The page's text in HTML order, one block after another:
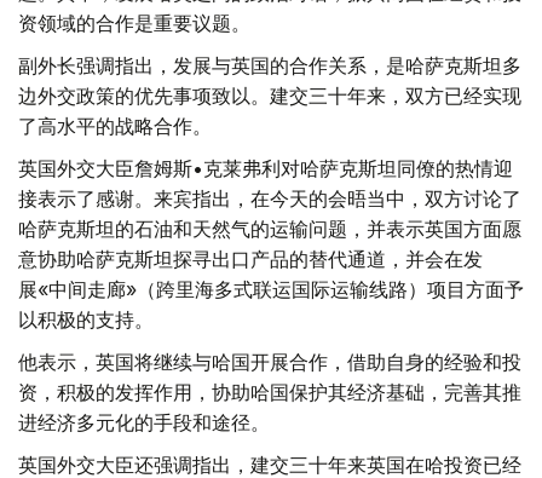
资领域的合作是重要议题。
副外长强调指出，发展与英国的合作关系，是哈萨克斯坦多
边外交政策的优先事项致以。建交三十年来，双方已经实现
了高水平的战略合作。
英国外交大臣詹姆斯•克莱弗利对哈萨克斯坦同僚的热情迎
接表示了感谢。来宾指出，在今天的会晤当中，双方讨论了
哈萨克斯坦的石油和天然气的运输问题，并表示英国方面愿
意协助哈萨克斯坦探寻出口产品的替代通道，并会在发
展«中间走廊»（跨里海多式联运国际运输线路）项目方面予
以积极的支持。
他表示，英国将继续与哈国开展合作，借助自身的经验和投
资，积极的发挥作用，协助哈国保护其经济基础，完善其推
进经济多元化的手段和途径。
英国外交大臣还强调指出，建交三十年来英国在哈投资已经